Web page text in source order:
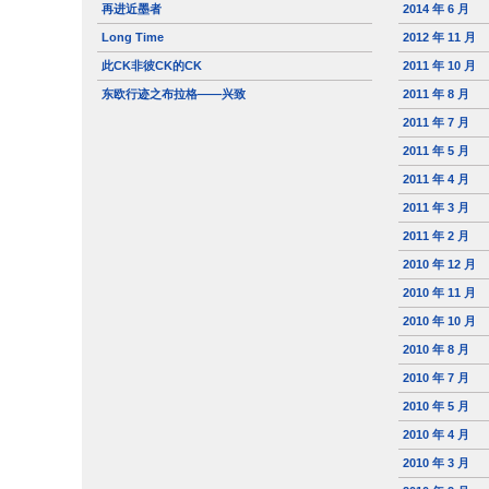
再进近墨者
Long Time
此CK非彼CK的CK
东欧行迹之布拉格——兴致
2014 年 6 月
2012 年 11 月
2011 年 10 月
2011 年 8 月
2011 年 7 月
2011 年 5 月
2011 年 4 月
2011 年 3 月
2011 年 2 月
2010 年 12 月
2010 年 11 月
2010 年 10 月
2010 年 8 月
2010 年 7 月
2010 年 5 月
2010 年 4 月
2010 年 3 月